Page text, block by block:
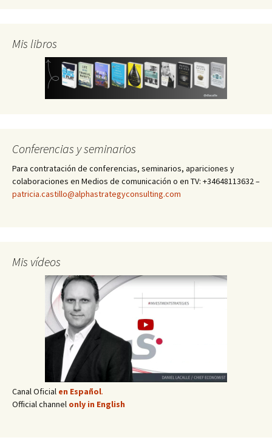
Mis libros
Conferencias y seminarios
Para contratación de conferencias, seminarios, apariciones y
colaboraciones en Medios de comunicación o en TV: +34648113632 –
patricia.castillo@alphastrategyconsulting.com
Mis vídeos
Canal Oficial en Español.
Official channel only in English